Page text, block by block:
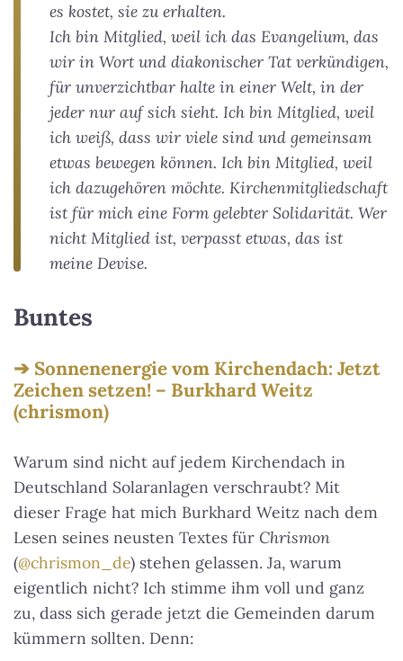
es kostet, sie zu erhalten.
Ich bin Mitglied, weil ich das Evangelium, das
wir in Wort und diakonischer Tat verkündigen,
für unverzichtbar halte in einer Welt, in der
jeder nur auf sich sieht. Ich bin Mitglied, weil
ich weiß, dass wir viele sind und gemeinsam
etwas bewegen können. Ich bin Mitglied, weil
ich dazugehören möchte. Kirchenmitgliedschaft
ist für mich eine Form gelebter Solidarität. Wer
nicht Mitglied ist, verpasst etwas, das ist
meine Devise.
Buntes
Sonnenenergie vom Kirchendach: Jetzt
Zeichen setzen! – Burkhard Weitz
(chrismon)
Warum sind nicht auf jedem Kirchendach in
Deutschland Solaranlagen verschraubt? Mit
dieser Frage hat mich Burkhard Weitz nach dem
Lesen seines neusten Textes für Chrismon
(@chrismon_de) stehen gelassen. Ja, warum
eigentlich nicht? Ich stimme ihm voll und ganz
zu, dass sich gerade jetzt die Gemeinden darum
kümmern sollten. Denn: